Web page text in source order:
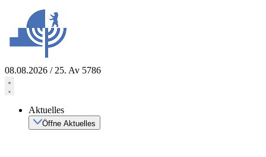
springen
08.08.2026 / 25. Av 5786
Aktuelles
Öffne Aktuelles